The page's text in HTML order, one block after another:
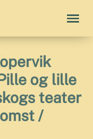
og lille
teater
/